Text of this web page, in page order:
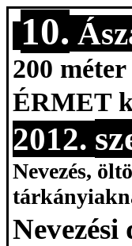
10.
200
ÉRMET
2012.
Nevezés,
Nevezési